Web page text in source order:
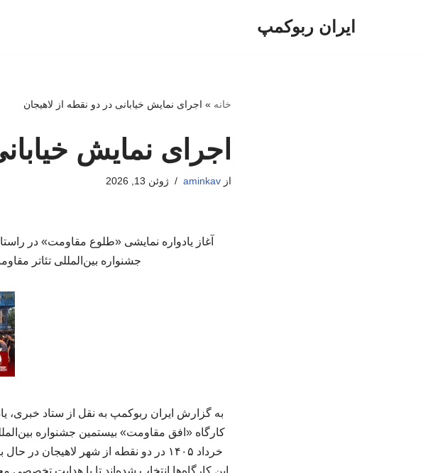
ایران ربوکمپ
خانه » اجرای نمایش خیابانی در دو نقطه از لاهیجان
اجرای نمایش
ازaminkav ژوئن 13, 2026
آغاز یادواره نمایشی «طلوع مقاومت» در
جشنواره بین‌المللی تئاتر
به گزارش ایران ربوکمپ به نقل از ستاد خبری،
خرداد ۱۴۰۵ در دو نقطه از شهر
این کارگاه‌ها انتخاب شده‌اند تا با هدایت